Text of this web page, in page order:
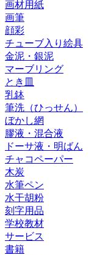
画材用紙
画筆
顔彩
チューブ入り絵具
金泥・銀泥
マーブリング
とき皿
乳鉢
筆洗（ひっせん）
ぼかし網
膠液・混合液
ドーサ液・明ばん
チャコペーパー
木炭
水筆ペン
水干胡粉
刻字用品
学校教材
サービス
書籍